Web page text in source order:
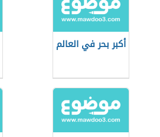
أكبر بحر في العالم